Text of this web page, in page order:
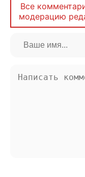
Все
модерацию